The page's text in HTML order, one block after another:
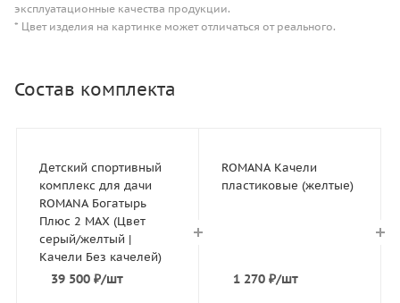
эксплуатационные качества продукции.
* Цвет изделия на картинке может отличаться от реального.
Состав комплекта
Детский спортивный
комплекс для дачи
ROMANA Богатырь
Плюс 2 MAX (Цвет
серый/желтый |
Качели Без качелей)
39 500₽/шт
ROMANA Качели
пластиковые (желтые)
1 270 ₽/шт